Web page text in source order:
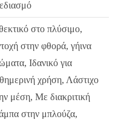
και προσεκτική
τους.
παραδοθεί σε κάποιον
να γίνει αντιληπτό από
του πελάτη.
στο πλύσιμο,
στην φθορά, γήινα
Ιδανικό για
χρήση, Λάστιχο
μέση, Με διακριτική
στην μπλούζα,